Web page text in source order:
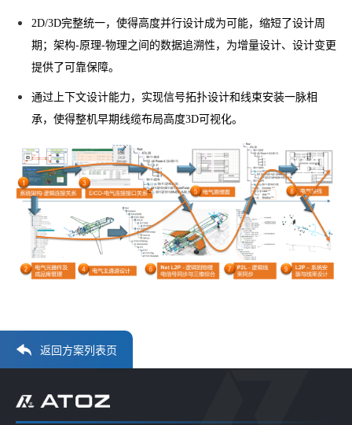
2D/3D完整统一，使得高度并行设计成为可能，缩短了设计周
期；架构-原理-物理之间的数据追溯性，为增量设计、设计变更
提供了可靠保障。
通过上下文设计能力，实现信号拓扑设计和线束安装一脉相
承，使得整机早期线缆布局高度3D可视化。
返回方案列表页